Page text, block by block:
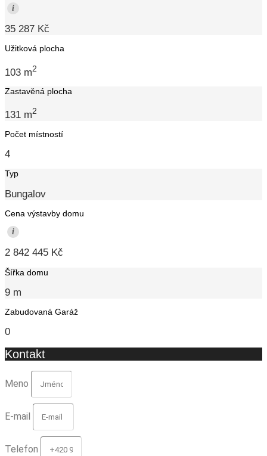
i
35 287 Kč
Užitková plocha
103 m2
Zastavěná plocha
131 m2
Počet místností
4
Typ
Bungalov
Cena výstavby domu
i
2 842 445 Kč
Šířka domu
9 m
Zabudovaná Garáž
0
Kontakt
Meno
E-mail
Telefon